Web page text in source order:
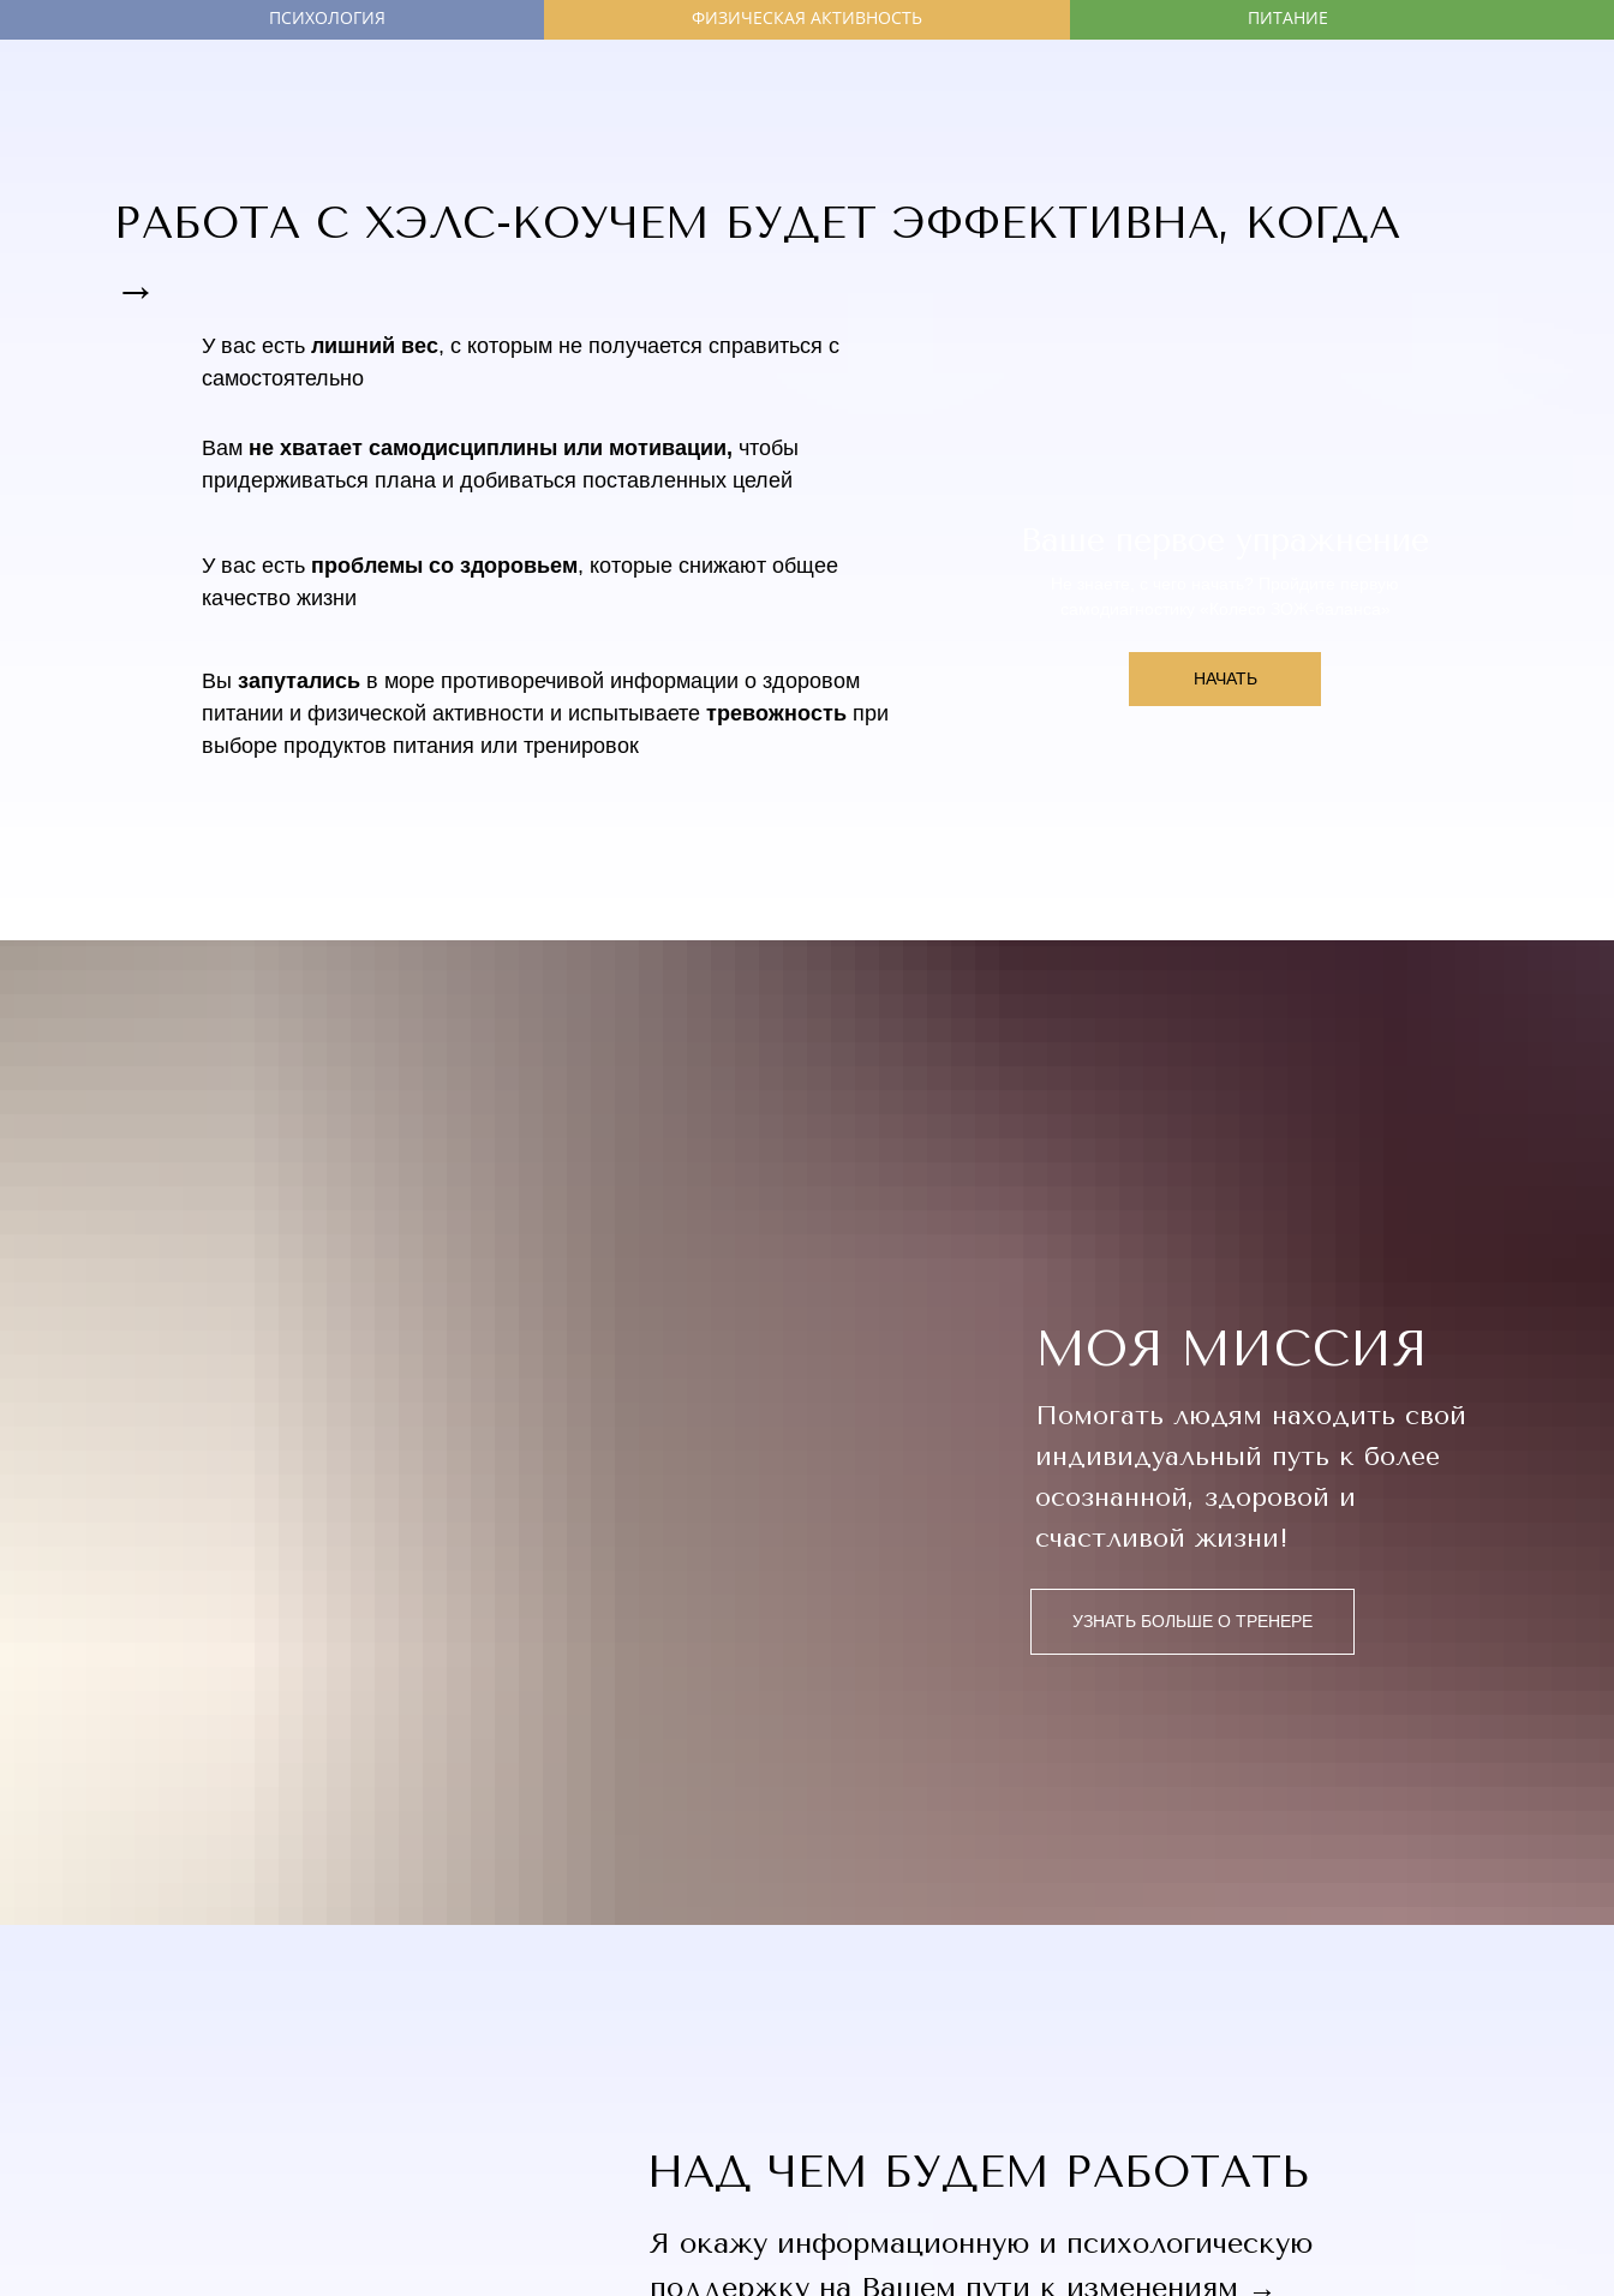
ПСИХОЛОГИЯ ФИЗИЧЕСКАЯ АКТИВНОСТЬ ПИТАНИЕ
У вас есть лишний вес, с которым не получается справиться с
самостоятельно
Вам не хватает самодисциплины или мотивации, чтобы
придерживаться плана и добиваться поставленных целей
У вас есть проблемы со здоровьем, которые снижают общее
качество жизни
Вы запутались в море противоречивой информации о здоровом
питании и физической активности и испытываете тревожность при
выборе продуктов питания или тренировок
РАБОТА С ХЭЛС-КОУЧЕМ БУДЕТ ЭФФЕКТИВНА, КОГДА
→
НАЧАТЬ
МОЯ МИССИЯ
Помогать людям находить свой
индивидуальный путь к более
осознанной, здоровой и
счастливой жизни!
УЗНАТЬ БОЛЬШЕ О ТРЕНЕРЕ
НАД ЧЕМ БУДЕМ РАБОТАТЬ
Я окажу информационную и психологическую
поддержку на Вашем пути к изменениям →